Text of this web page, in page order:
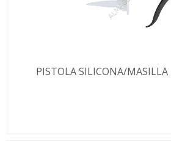
PISTOLA SILICONA/